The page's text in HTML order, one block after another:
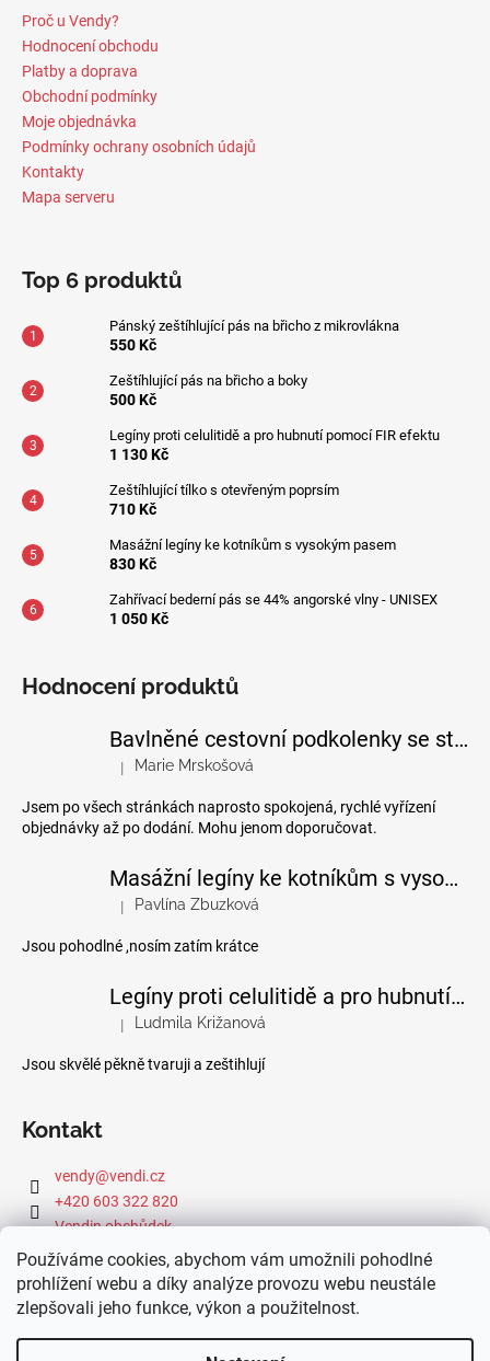
Používáme cookies, abychom vám umožnili pohodlné
prohlížení webu a díky analýze provozu webu neustále
zlepšovali jeho funkce, výkon a použitelnost.
Proč u Vendy?
Hodnocení obchodu
Platby a doprava
Obchodní podmínky
Moje objednávka
Podmínky ochrany osobních údajů
Kontakty
Mapa serveru
Top 6 produktů
Pánský zeštíhlující pás na břicho z mikrovlákna
550 Kč
Zeštíhlující pás na břicho a boky
500 Kč
Legíny proti celulitidě a pro hubnutí pomocí FIR efektu
1 130 Kč
Zeštíhlující tílko s otevřeným poprsím
710 Kč
Masážní legíny ke kotníkům s vysokým pasem
830 Kč
Zahřívací bederní pás se 44% angorské vlny - UNISEX
1 050 Kč
Hodnocení produktů
Bavlněné cestovní podkolenky se stupňovanou kompresí
Hodnocení produktu je 5 z 5 hvězdiček.
| Marie Mrskošová
Jsem po všech stránkách naprosto spokojená, rychlé vyřízení
objednávky až po dodání. Mohu jenom doporučovat.
Masážní legíny ke kotníkům s vysokým pasem
Hodnocení produktu je 4 z 5 hvězdiček.
| Pavlína Zbuzková
Jsou pohodlné ,nosím zatím krátce
Legíny proti celulitidě a pro hubnutí pomocí FIR efektu
Hodnocení produktu je 5 z 5 hvězdiček.
| Ludmila Križanová
Jsou skvělé pěkně tvaruji a zeštihlují
Kontakt
vendy@vendi.cz
+420 603 322 820
Vendin obchůdek